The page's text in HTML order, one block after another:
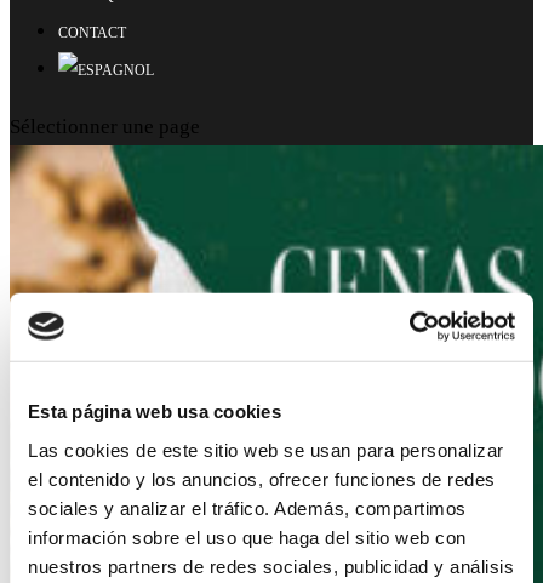
Esta página web usa cookies
Las cookies de este sitio web se usan para personalizar
el contenido y los anuncios, ofrecer funciones de redes
sociales y analizar el tráfico. Además, compartimos
información sobre el uso que haga del sitio web con
nuestros partners de redes sociales, publicidad y análisis
CONTACT
Sélectionner une page